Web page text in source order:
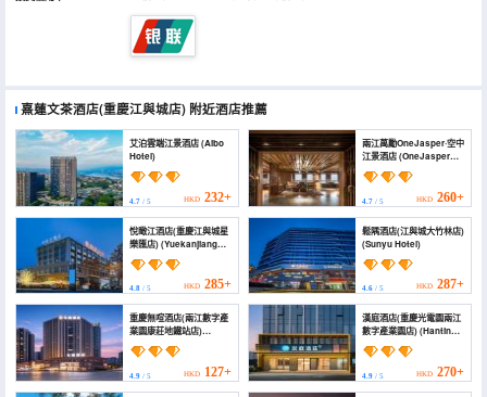
熹蓮文茶酒店(重慶江與城店) 附近酒店推薦
艾泊雲端江景酒店 (Aibo
Hotel)
4.7 / 5 HKD 232+
兩江萬勵OneJasper·空中
江景酒店 (OneJasper
Hotel)
4.7/ 5 HKD 260+
悅瞰江酒店(重慶江與城星
樂匯店) (Yuekanjiang
Hotel)
4.8 / 5 HKD 285+
鬆隅酒店(江與城大竹林店)
(Sunyu Hotel)
4.6/ 5 HKD 287+
重慶無喧酒店(兩江數字產
業園康莊地鐵站店)
(Felicity | Leisurely
Watching and Natural
Aesthetics Hotel)
4.9 / 5 HKD 127+
漢庭酒店(重慶光電園兩江
數字產業園店) (Hanting
(Chongqing Optical
Valley Park, Liangjiang
Digital Industry Park))
4.9/ 5 HKD 270+